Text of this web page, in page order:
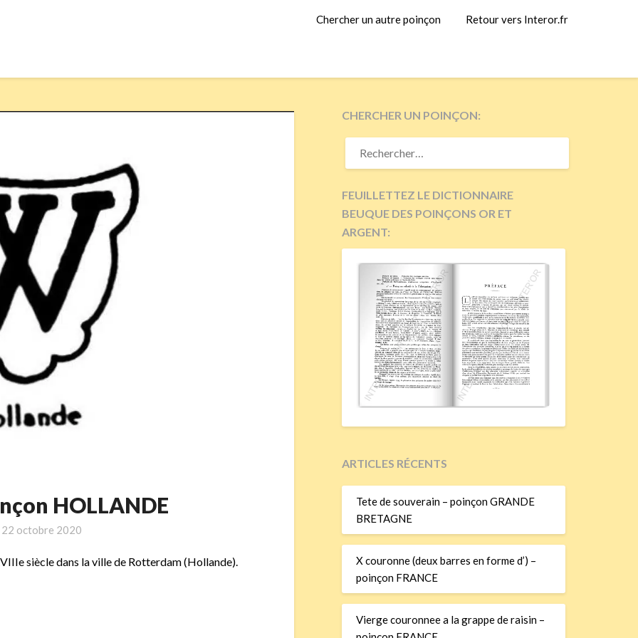
Chercher un autre poinçon Retour vers Interor.fr
HOLLANDE
22 octobre 2020
siècle dans la ville de Rotterdam (Hollande).
CHERCHER UN POINÇON:
RECHERCHER :
FEUILLETTEZ LE DICTIONNAIRE
BEUQUE DES POINÇONS OR ET
ARGENT:
ARTICLES RÉCENTS
Tete de souverain – poinçon GRANDE
BRETAGNE
X couronne (deux barres en forme d’) –
poinçon FRANCE
Vierge couronnee a la grappe de raisin –